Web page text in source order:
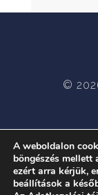
©
A weboldalon
böngészés
ezért arra kérjük,
beállítások a